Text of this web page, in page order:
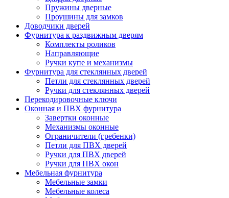
Пружины дверные
Проушины для замков
Доводчики дверей
Фурнитура к раздвижным дверям
Комплекты роликов
Направляющие
Ручки купе и механизмы
Фурнитура для стеклянных дверей
Петли для стеклянных дверей
Ручки для стеклянных дверей
Перекодировочные ключи
Оконная и ПВХ фурнитура
Завертки оконные
Механизмы оконные
Ограничители (гребенки)
Петли для ПВХ дверей
Ручки для ПВХ дверей
Ручки для ПВХ окон
Мебельная фурнитура
Мебельные замки
Мебельные колеса